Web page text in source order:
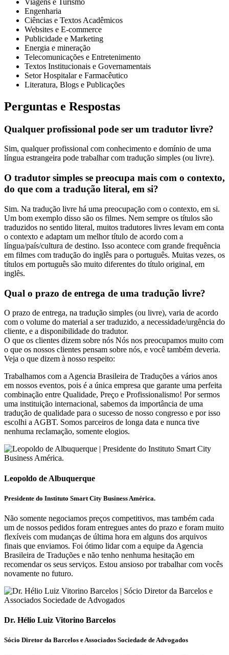
Viagens e Turismo
Engenharia
Ciências e Textos Acadêmicos
Websites e E-commerce
Publicidade e Marketing
Energia e mineração
Telecomunicações e Entretenimento
Textos Institucionais e Governamentais
Setor Hospitalar e Farmacêutico
Literatura, Blogs e Publicações
Perguntas e Respostas
Qualquer profissional pode ser um tradutor livre?
Sim, qualquer profissional com conhecimento e domínio de uma
língua estrangeira pode trabalhar com tradução simples (ou livre).
O tradutor simples se preocupa mais com o contexto,
do que com a tradução literal, em si?
Sim. Na tradução livre há uma preocupação com o contexto, em si.
Um bom exemplo disso são os filmes. Nem sempre os títulos são
traduzidos no sentido literal, muitos tradutores livres levam em conta
o contexto e adaptam um melhor título de acordo com a
língua/país/cultura de destino. Isso acontece com grande frequência
em filmes com tradução do inglês para o português. Muitas vezes, os
títulos em português são muito diferentes do título original, em
inglês.
Qual o prazo de entrega de uma tradução livre?
O prazo de entrega, na tradução simples (ou livre), varia de acordo
com o volume do material a ser traduzido, a necessidade/urgência do
cliente, e a disponibilidade do tradutor.
O que os clientes dizem sobre nós Nós nos preocupamos muito com
o que os nossos clientes pensam sobre nós, e você também deveria.
Veja o que dizem à nosso respeito:
Trabalhamos com a Agencia Brasileira de Traduções a vários anos
em nossos eventos, pois é a única empresa que garante uma perfeita
combinação entre Qualidade, Preço e Profissionalismo! Por sermos
uma instituição internacional, sabemos da importância de uma
tradução de qualidade para o sucesso de nosso congresso e por isso
escolhi a AGBT. Somos parceiros de longa data e nunca tive
nenhuma reclamação, somente elogios.
Leopoldo de Albuquerque
Presidente do Instituto Smart City Business América.
Não somente negociamos preços competitivos, mas também cada
um de nossos pedidos foram entregues antes do prazo e foram muito
flexíveis com mudanças de última hora em alguns dos arquivos
finais que enviamos. Foi ótimo lidar com a equipe da Agencia
Brasileira de Traduções e não tenho nenhuma hesitação em
recomendar os seus serviços. Estou ansioso por trabalhar com vocês
novamente no futuro.
Dr. Hélio Luiz Vitorino Barcelos
Sócio Diretor da Barcelos e Associados Sociedade de Advogados